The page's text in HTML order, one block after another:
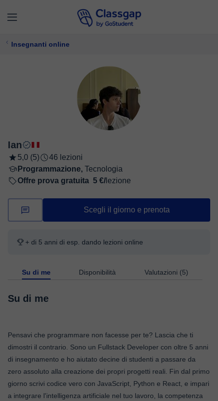
Insegnanti online
Ian
5,0 (5)
46 lezioni
Programmazione, Tecnologia
Offre prova gratuita 5 €/ lezione
Scegli il giorno e prenota
+ di 5 anni di esp. dando lezioni online
Su di me Disponibilità Valutazioni (5)
Su di me
Pensavi che programmare non facesse per te? Lascia che ti
dimostri il contrario. Sono un Fullstack Developer con oltre 5 anni
di insegnamento e ho aiutato decine di studenti a passare da
zero assoluto alla creazione dei propri progetti reali. Fin dal primo
giorno scrivi codice vero con JavaScript, Python e React, e impari
a integrare l'intelligenza artificiale nel tuo lavoro, la competenza